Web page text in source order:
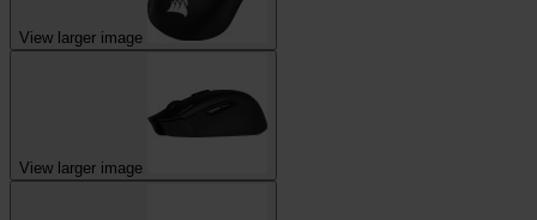
View larger image
View larger image